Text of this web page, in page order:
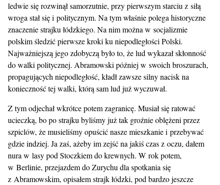
ledwie się rozwinął samorzutnie, przy pierwszym starciu z siłą
wroga stał się i politycznym. Na tym właśnie polega historyczne
znaczenie strajku łódzkiego. Na nim można w socjalizmie
polskim śledzić pierwsze kroki ku niepodległości Polski.
Najważniejszą jego zdobyczą było to, że lud wykazał skłonność
do walki politycznej. Abramowski później w swoich broszurach,
propagujących niepodległość, kładł zawsze silny nacisk na
konieczność tej walki, którą sam lud już wyczuwał.
Z tym odjechał wkrótce potem zagranicę. Musiał się ratować
ucieczką, bo po strajku byliśmy już tak groźnie oblężeni przez
szpiclów, że musieliśmy opuścić nasze mieszkanie i przebywać
gdzie indziej. Ja zaś, ażeby im zejść na jakiś czas z oczu, dałem
nura w lasy pod Stoczkiem do krewnych. W rok potem,
w Berlinie, przejazdem do Zurychu dla spotkania się
z Abramowskim, opisałem strajk łódzki, pod bardzo jeszcze